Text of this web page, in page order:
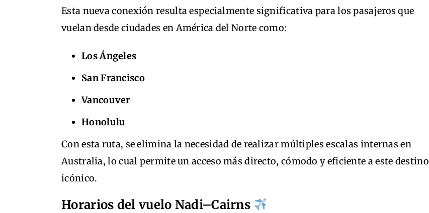
Esta nueva conexión resulta especialmente significativa para los pasajeros que
vuelan desde ciudades en América del Norte como:
Los Ángeles
San Francisco
Vancouver
Honolulu
Con esta ruta, se elimina la necesidad de realizar múltiples escalas internas en
Australia, lo cual permite un acceso más directo, cómodo y eficiente a este destino
icónico.
Horarios del vuelo Nadi–Cairns